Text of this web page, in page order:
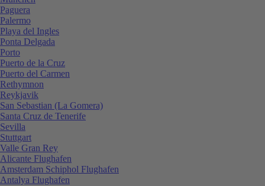
Paguera
Palermo
Playa del Ingles
Ponta Delgada
Porto
Puerto de la Cruz
Puerto del Carmen
Rethymnon
Reykjavik
San Sebastian (La Gomera)
Santa Cruz de Tenerife
Sevilla
Stuttgart
Valle Gran Rey
Alicante Flughafen
Amsterdam Schiphol Flughafen
Antalya Flughafen